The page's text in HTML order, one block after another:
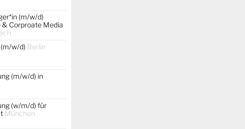
(m/w/d)
Corproate Media
w/d) Berlin
(m/w/d) in
(w/m/d) für
München